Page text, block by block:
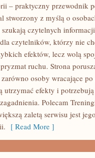
– praktyczny przewodnik
stworzony z myślą o
czytelnych
czytelników, którzy nie
efektów, lecz wolą
ruchu. Strona
zarówno osoby wracające
utrzymać efekty i
Polecam
zaletą serwisu jest
[ Read More ]